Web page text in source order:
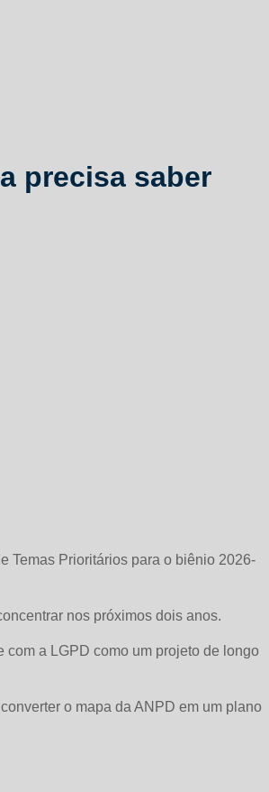
precisa saber
Temas Prioritários para o biênio 2026-
nos próximos dois anos.
a LGPD como um projeto de longo
o mapa da ANPD em um plano